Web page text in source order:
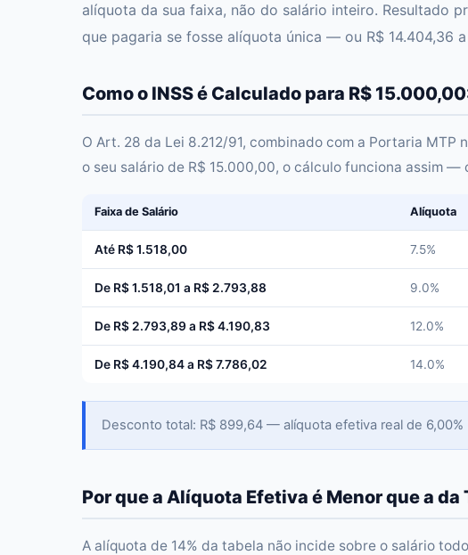
alíquota da sua faixa, não do salário inteiro. Resultado
que pagaria se fosse alíquota única — ou R$ 14.404,36
Como o INSS é Calculado para R$
O Art. 28 da Lei 8.212/91, combinado com a Portaria
o seu salário de R$ 15.000,00, o cálculo funciona assim —
Faixa de Salário Alíquota
Até R$ 1.518,00 7.5%
De R$ 1.518,01 a R$ 2.793,88 9.0%
De R$ 2.793,89 a R$ 4.190,83 12.0%
De R$ 4.190,84 a R$ 7.786,02 14.0%
Desconto total: R$ 899,64 — alíquota efetiva real de
Por que a Alíquota Efetiva é Menor que a da
A alíquota de 14% da tabela não incide sobre o salário